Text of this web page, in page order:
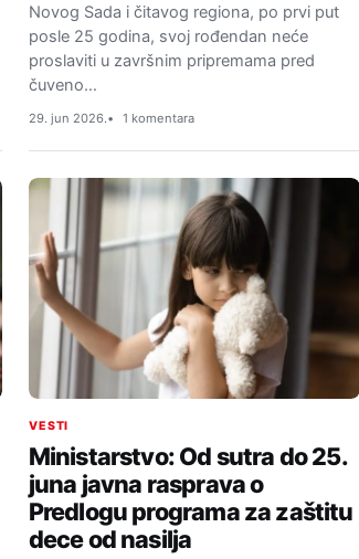
Novog Sada i čitavog regiona, po prvi put
posle 25 godina, svoj rođendan neće
proslaviti u završnim pripremama pred
čuveno…
29. jun 2026. 1 komentara
VESTI
Ministarstvo: Od sutra do 25.
juna javna rasprava o
Predlogu programa za zaštitu
dece od nasilja